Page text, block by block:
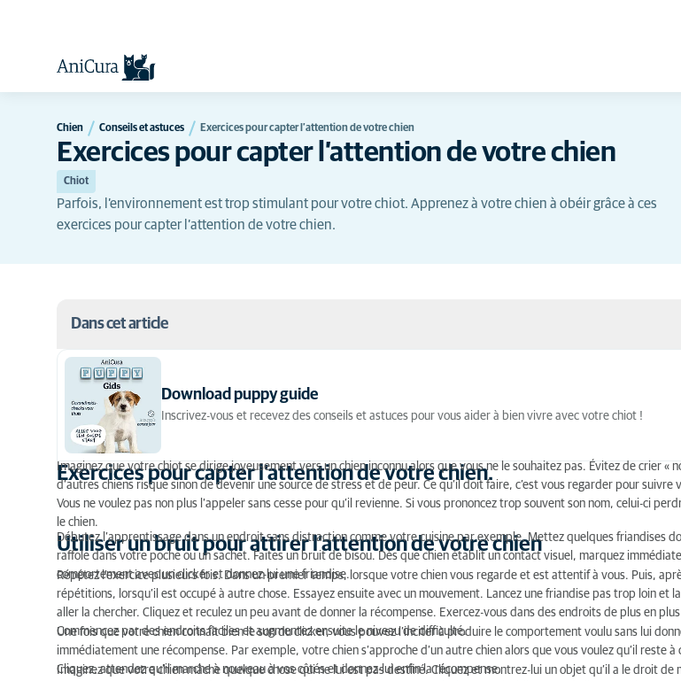
Chien Conseils et astuces Exercices pour capter l’attention de votre chien
Exercices pour capter l’attention de votre chien
Chiot
Parfois, l’environnement est trop stimulant pour votre chiot. Apprenez à votre chien à obéir grâce à ces
exercices pour capter l’attention de votre chien.
Dans cet article
Exercices pour capter l’attention de votre chien.
Utiliser un bruit pour attirer l’attention de votre chien
Download puppy guide
Inscrivez-vous et recevez des conseils et astuces pour vous aider à bien vivre avec votre chiot !
Exercices pour capter l’attention de votre chien.
Imaginez que votre chiot se dirige joyeusement vers un chien inconnu alors que vous ne le souhaitez pas. Évitez de crier «
d’autres chiens risque sinon de devenir une source de stress et de peur. Ce qu’il doit faire, c’est vous regarder pour suivre
Vous ne voulez pas non plus l’appeler sans cesse pour qu’il revienne. Si vous prononcez trop souvent son nom, celui-ci
le chien.
Utiliser un bruit pour attirer l’attention de votre chien
Débutez l’apprentissage dans un endroit sans distraction comme votre cuisine par exemple. Mettez quelques friandises
raffole dans votre poche ou un sachet. Faites un bruit de bisou. Dès que chien établit un contact visuel, marquez
comportement avec un clicker et donnez-lui une friandise.
Répétez l’exercice plusieurs fois. Dans un premier temps, lorsque votre chien vous regarde et est attentif à vous. Puis,
répétitions, lorsqu’il est occupé à autre chose. Essayez ensuite avec un mouvement. Lancez une friandise pas trop loin et
aller la chercher. Cliquez et reculez un peu avant de donner la récompense. Exercez-vous dans des endroits de plus en
Commencez par des endroits faciles et augmentez ensuite le niveau de difficulté.
Une fois que votre chien connaît bien le son du clicker, vous pouvez l’inciter à produire le comportement voulu sans lui
immédiatement une récompense. Par exemple, votre chien s’approche d’un autre chien alors que vous voulez qu’il reste à
Cliquez, attendez qu’il marche à nouveau à vos côtés et donnez-lui enfin la récompense.
Imaginez que votre chien mâche quelque chose qui ne lui est pas destiné. Cliquez et montrez-lui un objet qu’il a le droit de